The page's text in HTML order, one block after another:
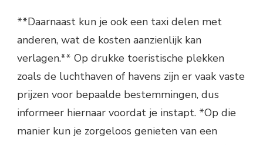
**Daarnaast kun je ook een taxi delen met
anderen, wat de kosten aanzienlijk kan
verlagen.** Op drukke toeristische plekken
zoals de luchthaven of havens zijn er vaak vaste
prijzen voor bepaalde bestemmingen, dus
informeer hiernaar voordat je instapt. *Op die
manier kun je zorgeloos genieten van een